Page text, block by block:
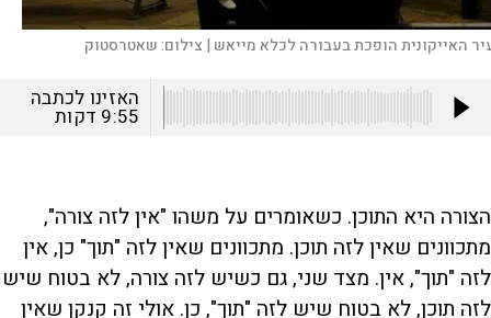
האייקונית הופכת בעבורה לכלא מייאש | צילום:שאטרסטוק
האזינו לכתבה
9:55 דקות
הצורה היא התוכן. כשאומרים על משהו "אין לזה צורה",
מתכוונים שאין לזה תוכן. מתכוונים שאין לזה "תוך" כן, אין
לזה "תוך", אין. מצד שני, גם כשיש לזה צורה, לא בטוח שיש
לזה תוכן, לא בטוח שיש לזה "תוך", כן. אולי זה קנקן שאין